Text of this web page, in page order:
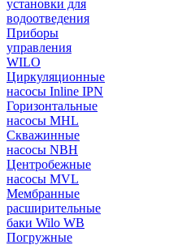
установки для
водоотведения
Приборы
управления
WILO
Циркуляционные
насосы Inline IPN
Горизонтальные
насосы MHL
Скважинные
насосы NBH
Центробежные
насосы MVL
Мембранные
расширительные
баки Wilo WB
Погружные